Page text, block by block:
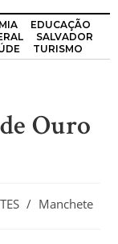
EDUCAÇÃO
SALVADOR
TURISMO
Ouro
/ Manchete